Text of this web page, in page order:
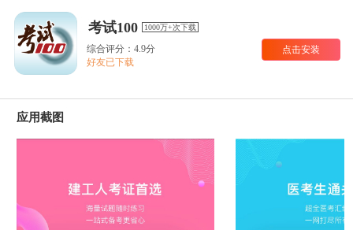
考试100 1000万+次下载
综合评分：4.9分
好友已下载
点击安装
应用截图